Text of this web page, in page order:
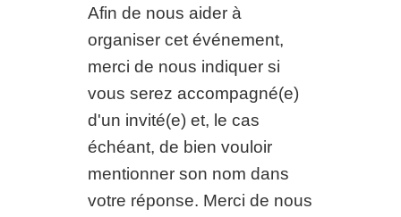
Afin de nous aider à
organiser cet événement,
merci de nous indiquer si
vous serez accompagné(e)
d'un invité(e) et, le cas
échéant, de bien vouloir
mentionner son nom dans
votre réponse. Merci de nous